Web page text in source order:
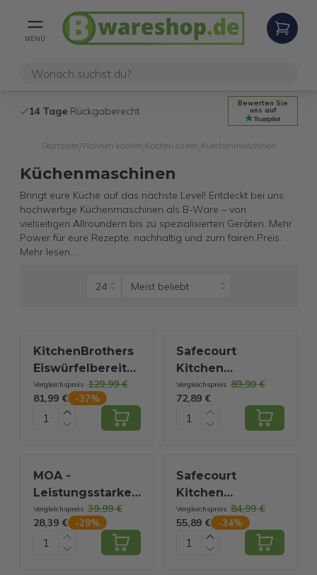
MENÜ
14 Tage Rückgaberecht Kostenloser
Bewerten Sie
uns auf
Startseite/ Wohnen kochen Kochen essen Kuechenmaschinen
Küchenmaschinen
Bringt eure Küche auf das nächste Level! Entdeckt bei uns
hochwertige Küchenmaschinen als B-Ware – von
vielseitigen Allroundern bis zu spezialisierten Geräten. Mehr
Power für eure Rezepte, nachhaltig und zum fairen Preis.
Mehr lesen...
KitchenBrothers
Eiswürfelbereiter
– 2.1L -
Selbstreinigungsfunktion
– 9 Eiswürfel in 8
Vergleichspreis 129,99 €
81,99 €
-37%
Safecourt
Kitchen
Standmixer -
1000 W - 1,5 L
Glasbehälter - 5
Blender Set
Vergleichspreis 89,99 €
72,89 €
MOA -
Leistungsstarker
Mixer - Mit
Glaskrug - 1,5
Liter - 1000 Watt
Vergleichspreis 39,99 €
28,39 €
-29%
Safecourt
Kitchen
Hochleistungsmixer
- 5 automatische
Programme -
Vergleichspreis 84,99 €
55,89 €
-34%